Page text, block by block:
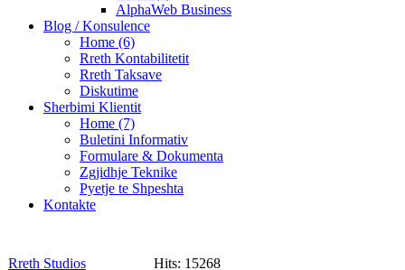
AlphaWeb Business
Blog / Konsulence
Home (6)
Rreth Kontabilitetit
Rreth Taksave
Diskutime
Sherbimi Klientit
Home (7)
Buletini Informativ
Formulare & Dokumenta
Zgjidhje Teknike
Pyetje te Shpeshta
Kontakte
Rreth Studios
Hits: 15268